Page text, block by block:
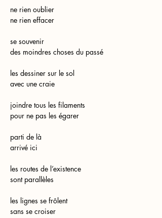
ne rien oublier
ne rien effacer
se souvenir
des moindres choses du passé
les dessiner sur le sol
avec une craie
joindre tous les filaments
pour ne pas les égarer
parti de là
arrivé ici
les routes de l’existence
sont parallèles
les lignes se frôlent
sans se croiser